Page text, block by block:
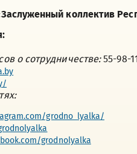
коллектив
о сотрудничестве:55-98-
grodno_lyalka/
grodnolyalka